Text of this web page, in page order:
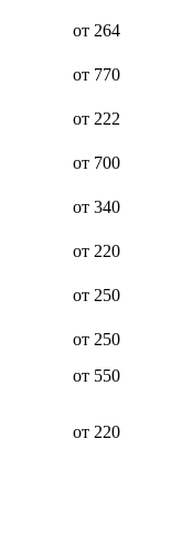
от 264
от 770
от 222
от 700
от 340
от 220
от 250
от 250
от 550
от 220